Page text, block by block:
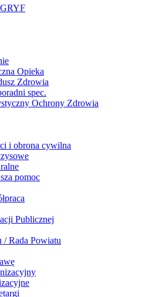
Opieka
Zdrowia
spec.
Ochrony Zdrowia
i obrona cywilna
pomoc
Publicznej
/ Rada Powiatu